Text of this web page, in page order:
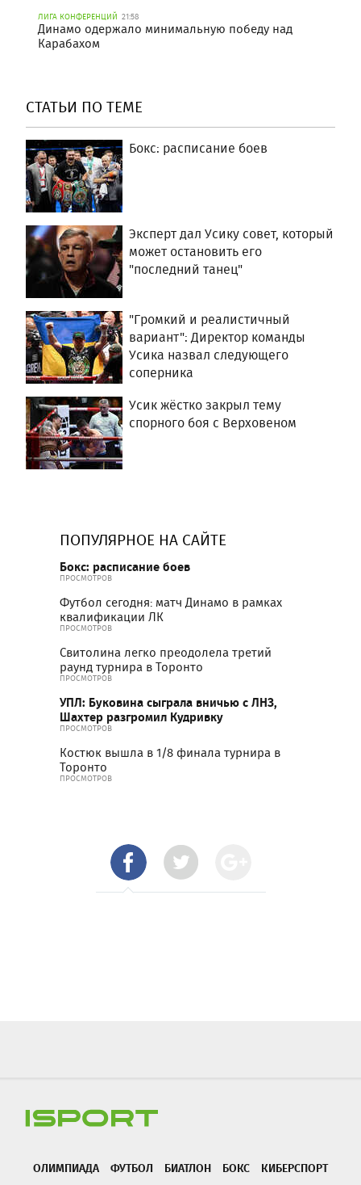
ЛИГА КОНФЕРЕНЦИЙ 21:58
Динамо одержало минимальную победу над
Карабахом
СТАТЬИ ПО ТЕМЕ
Бокс: расписание боев
Эксперт дал Усику совет, который
может остановить его
"последний танец"
"Громкий и реалистичный
вариант": Директор команды
Усика назвал следующего
соперника
Усик жёстко закрыл тему
спорного боя с Верховеном
ПОПУЛЯРНОЕ НА САЙТЕ
Бокс: расписание боев
ПРОСМОТРОВ
Футбол сегодня: матч Динамо в рамках
квалификации ЛК
ПРОСМОТРОВ
Свитолина легко преодолела третий
раунд турнира в Торонто
ПРОСМОТРОВ
УПЛ: Буковина сыграла вничью с ЛНЗ,
Шахтер разгромил Кудривку
ПРОСМОТРОВ
Костюк вышла в 1/8 финала турнира в
Торонто
ПРОСМОТРОВ
ОЛИМПИАДА ФУТБОЛ БИАТЛОН БОКС
КИБЕРСПОРТ